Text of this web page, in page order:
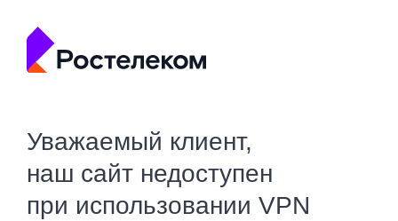
Уважаемый клиент,
наш сайт недоступен
при использовании VPN